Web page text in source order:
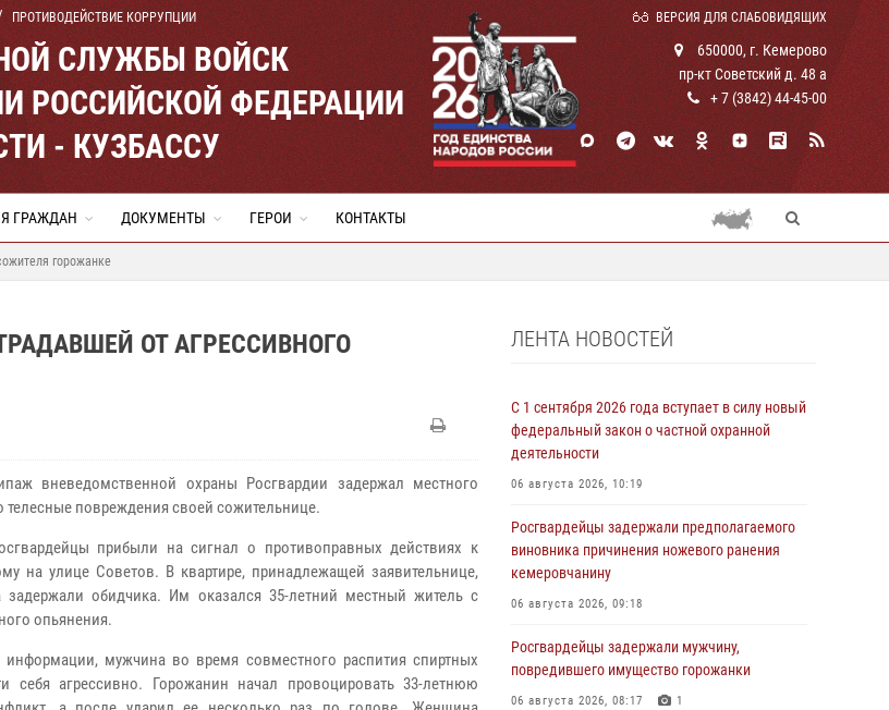
ПРОТИВОДЕЙСТВИЕ КОРРУПЦИИ ВЕРСИЯ ДЛЯ СЛАБОВИДЯЩИХ
СЛУЖБЫ ВОЙСК
РОССИЙСКОЙ ФЕДЕРАЦИИ
- КУЗБАССУ
650000, г. Кемерово
пр-кт Советский д. 48 а
+ 7 (3842) 44-45-00
ГРАЖДАН ДОКУМЕНТЫ ГЕРОИ КОНТАКТЫ
горожанке
ОТ АГРЕССИВНОГО
вневедомственной охраны Росгвардии задержал местного
повреждения своей сожительнице.
прибыли на сигнал о противоправных действиях к
на улице Советов. В квартире, принадлежащей заявительнице,
задержали обидчика. Им оказался 35-летний местный житель с
опьянения.
информации, мужчина во время совместного распития спиртных
себя агрессивно. Горожанин начал провоцировать 33-летнюю
ЛЕНТА НОВОСТЕЙ
С 1 сентября 2026 года вступает в силу новый
федеральный закон о частной охранной
деятельности
06 августа 2026, 10:19
Росгвардейцы задержали предполагаемого
виновника причинения ножевого ранения
кемеровчанину
06 августа 2026, 09:18
Росгвардейцы задержали мужчину,
повредившего имущество горожанки
06 августа 2026, 08:17 1